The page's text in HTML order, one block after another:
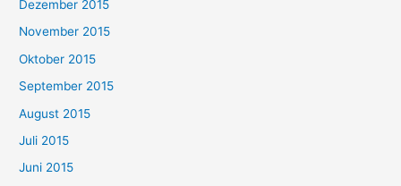
Dezember 2015
November 2015
Oktober 2015
September 2015
August 2015
Juli 2015
Juni 2015